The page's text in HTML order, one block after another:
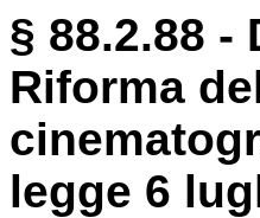
§ 88.2.88 -
Riforma
legge 6